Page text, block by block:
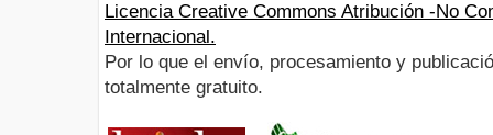
Licencia Creative Commons Atribución -No
Internacional.
Por lo que el envío, procesamiento y
totalmente gratuito.